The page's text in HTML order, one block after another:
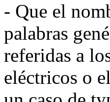
- Que el
palabras
referidas a
eléctricos o